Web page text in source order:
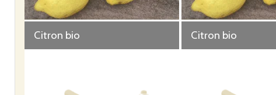
Citron bio Citron bio